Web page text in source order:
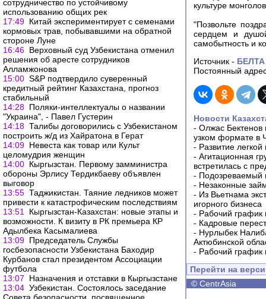
сотрудничество по устойчивому
использованию общих рек
17:49 Китай экспериментирует с семенами
кормовых трав, побывавшими на обратной
стороне Луне
16:46 Верховный суд Узбекистана отменил
решения об аресте сотрудников
Алламжонова
15:00 S&P подтвердило суверенный
кредитный рейтинг Казахстана, прогноз
стабильный
14:28 Поляки-интеллектуалы о названии
"Украина", - Павел Густерин
14:18 Талибы договорились c Узбекистаном
построить ж/д из Хайратона в Герат
14:09 Невеста как товар или Культ
целомудрия женщин
14:00 Кыргызстан. Первому замминистра
обороны Эрлису Тердикбаеву объявлен
выговор
13:55 Таджикистан. Таяние ледников может
привести к катастрофическим последствиям
13:51
Кыргызстан-Казахстан: новые этапы и
возможности. К визиту в РК премьера КР
Адылбека Касымалиева
13:09 Председатель Службы
госбезопасности Узбекистана Баходир
Курбанов стал президентом Ассоциации
футбола
13:07
Назначения и отставки в Кыргызстане
13:04 Узбекистан. Состоялось заседание
культуре
"Позвольте
сердцем и
самобытность и
Источник - БЕЛТА
Постоянный
Новости
- Олжас Бектенов
узком формате в
- Развитие
- Агитационная
встретилась с
- Подозреваемый
- Незаконные
- Из Вьетнама
игорного бизнеса
- Рабочий график
- Кадровые
- Нурлыбек
Актюбинской
- Рабочий график
Перейти на
© CentrAsia